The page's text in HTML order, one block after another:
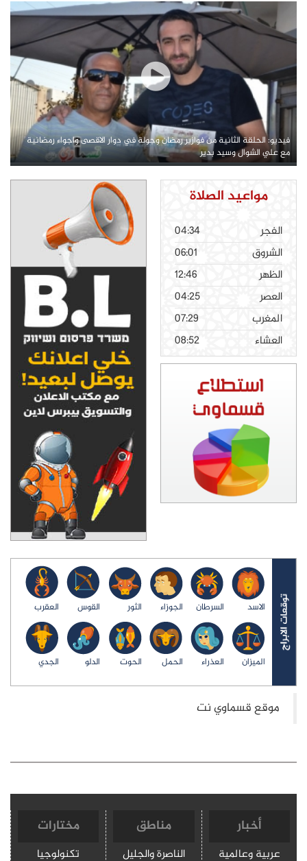
فيديو: الحلقة الثانية من فوازير رمضان وجولة في دوار الاقصى واجواء رمضانية
مع علي الشوال وسيد بدير
مواعيد الصلاة
الفجر
04:34
الشروق
06:01
الظهر
12:46
العصر
04:25
المغرب
07:29
العشاء
08:52
الاسد السرطان الجوزاء الثور القوس العقرب
الميزان العذراء الحمل الحوت الدلو الجدي
أخبار
عربية وعالمية
مناطق
الناصرة والجليل
مختارات
تكنولوجيا